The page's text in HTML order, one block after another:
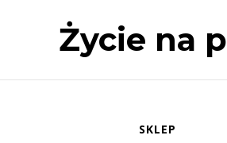
Życie na
SKLEP